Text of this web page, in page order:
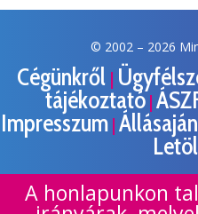
© 2002 – 2026
Cégünkről |
tájékoztató |
Impresszum|
A honlapunkon